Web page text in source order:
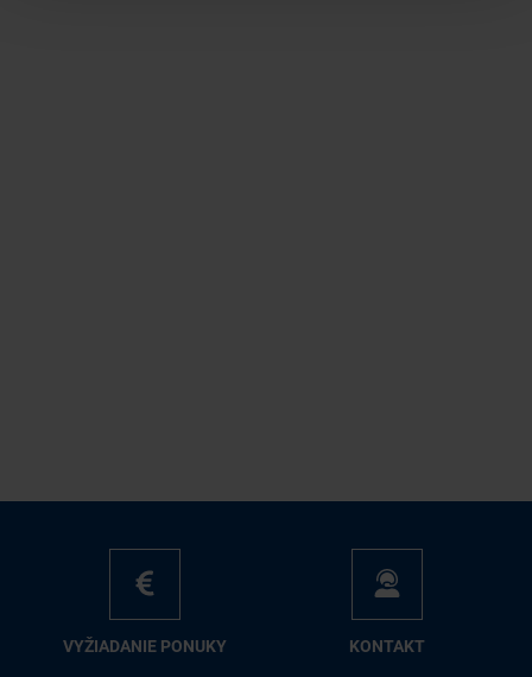
VY­ŽIA­DA­NIE PO­NU­KY KON­TAKT